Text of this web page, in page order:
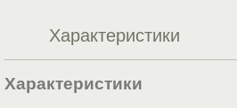
Характеристики
Характеристики